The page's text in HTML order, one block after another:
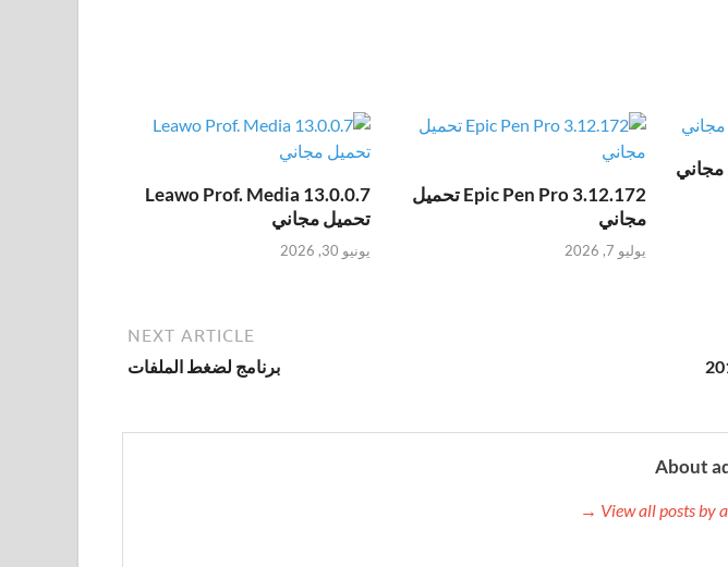
Epic Pen Pro 3.12.172 تحميل
مجاني
يوليو 7, 2026
Leawo Prof. Media 13.0.0.7
تحميل مجاني
يونيو 30, 2026
NEXT ARTICLE
برنامج لضغط الملفات
About
View all posts by